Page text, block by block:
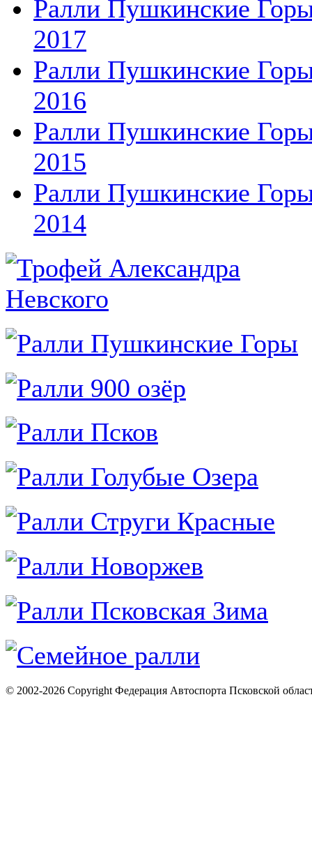
Ралли Пушкинские
2017
Ралли Пушкинские
2016
Ралли Пушкинские
2015
Ралли Пушкинские
2014
© 2002-2026 Copyright Федерация Автоспорта Псковской